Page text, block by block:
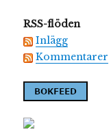
RSS-flöden
Inlägg
Kommentarer